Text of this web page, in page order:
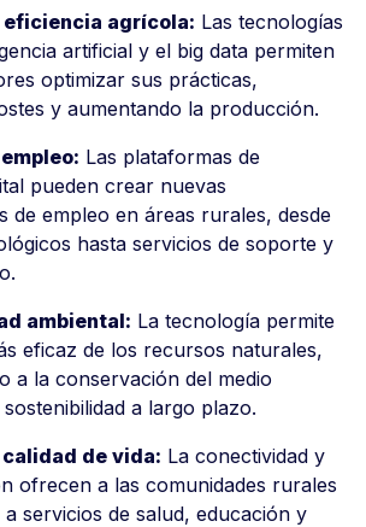
eficiencia agrícola: Las tecnologías
artificial y el big data permiten
optimizar sus prácticas,
y aumentando la producción.
Las plataformas de
pueden crear nuevas
de empleo en áreas rurales, desde
hasta servicios de soporte y
ambiental: La tecnología permite
eficaz de los recursos naturales,
a la conservación del medio
a largo plazo.
de vida: La conectividad y
ofrecen a las comunidades rurales
servicios de salud, educación y